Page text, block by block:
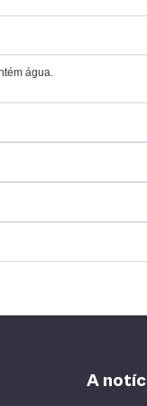
água.
A